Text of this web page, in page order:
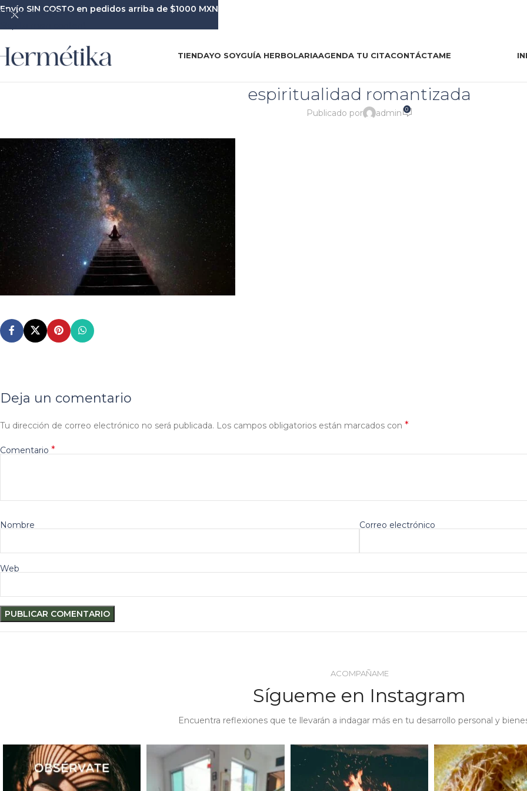
Skip to navigation
TIENDAYO SOYGUÍA HERBOLARIAAGENDA TU CITACONTÁCTAME
espiritualidad romantizada
Publicado por admin 0
Deja un comentario
Tu dirección de correo electrónico no será publicada. Los campos obligatorios están marcados con *
Comentario *
Nombre Correo electrónico
Web
ACOMPAÑAME
Sígueme en Instagram
Encuentra reflexiones que te llevarán a indagar más en tu desarrollo personal y
Envío SIN COSTO en pedidos arriba de $1000 MXN